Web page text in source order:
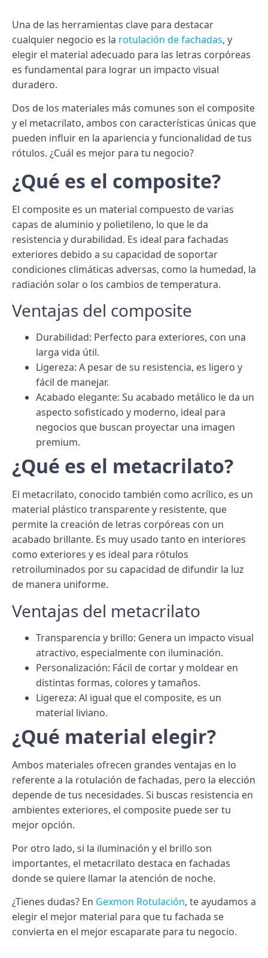
Una de las herramientas clave para destacar
cualquier negocio es la rotulación de fachadas, y
elegir el material adecuado para las letras corpóreas
es fundamental para lograr un impacto visual
duradero.
Dos de los materiales más comunes son el composite
y el metacrilato, ambos con características únicas que
pueden influir en la apariencia y funcionalidad de tus
rótulos. ¿Cuál es mejor para tu negocio?
¿Qué es el composite?
El composite es un material compuesto de varias
capas de aluminio y polietileno, lo que le da
resistencia y durabilidad. Es ideal para fachadas
exteriores debido a su capacidad de soportar
condiciones climáticas adversas, como la humedad, la
radiación solar o los cambios de temperatura.
Ventajas del composite
Durabilidad: Perfecto para exteriores, con una
larga vida útil.
Ligereza: A pesar de su resistencia, es ligero y
fácil de manejar.
Acabado elegante: Su acabado metálico le da un
aspecto sofisticado y moderno, ideal para
negocios que buscan proyectar una imagen
premium.
¿Qué es el metacrilato?
El metacrilato, conocido también como acrílico, es un
material plástico transparente y resistente, que
permite la creación de letras corpóreas con un
acabado brillante. Es muy usado tanto en interiores
como exteriores y es ideal para rótulos
retroiluminados por su capacidad de difundir la luz
de manera uniforme.
Ventajas del metacrilato
Transparencia y brillo: Genera un impacto visual
atractivo, especialmente con iluminación.
Personalización: Fácil de cortar y moldear en
distintas formas, colores y tamaños.
Ligereza: Al igual que el composite, es un
material liviano.
¿Qué material elegir?
Ambos materiales ofrecen grandes ventajas en lo
referente a la rotulación de fachadas, pero la elección
depende de tus necesidades. Si buscas resistencia en
ambientes exteriores, el composite puede ser tu
mejor opción.
Por otro lado, si la iluminación y el brillo son
importantes, el metacrilato destaca en fachadas
donde se quiere llamar la atención de noche.
¿Tienes dudas? En Gexmon Rotulación, te ayudamos a
elegir el mejor material para que tu fachada se
convierta en el mejor escaparate para tu negocio.